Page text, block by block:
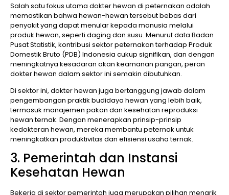
Salah satu fokus utama dokter hewan di peternakan adalah
memastikan bahwa hewan-hewan tersebut bebas dari
penyakit yang dapat menular kepada manusia melalui
produk hewan, seperti daging dan susu. Menurut data Badan
Pusat Statistik, kontribusi sektor peternakan terhadap Produk
Domestik Bruto (PDB) Indonesia cukup signifikan, dan dengan
meningkatnya kesadaran akan keamanan pangan, peran
dokter hewan dalam sektor ini semakin dibutuhkan.
Di sektor ini, dokter hewan juga bertanggung jawab dalam
pengembangan praktik budidaya hewan yang lebih baik,
termasuk manajemen pakan dan kesehatan reproduksi
hewan ternak. Dengan menerapkan prinsip-prinsip
kedokteran hewan, mereka membantu peternak untuk
meningkatkan produktivitas dan efisiensi usaha ternak.
3. Pemerintah dan Instansi
Kesehatan Hewan
Bekerja di sektor pemerintah juga merupakan pilihan menarik